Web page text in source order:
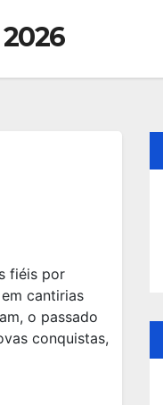
fiéis por
cantirias
o passado
conquistas,